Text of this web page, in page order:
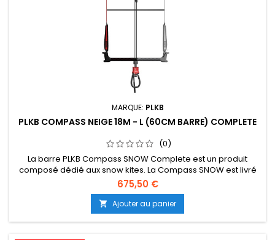
MARQUE: PLKB
PLKB COMPASS NEIGE 18M - L (60CM BARRE) COMPLETE
(0)
La barre PLKB Compass SNOW Complete est un produit
composé dédié aux snow kites. La Compass SNOW est livré
avec une ligne de frein séparée et un jeu de 5ème ligne.
Consultez plkb.world/manuals pour savoir comment
assembler les produits. La barre Compass est utilisée pour
tous les kites PLKB Depower Foil et LEI (suite dessous...)
675,50 €
 Ajouter au panier